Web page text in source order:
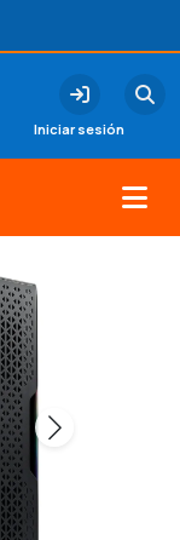
Iniciar sesión